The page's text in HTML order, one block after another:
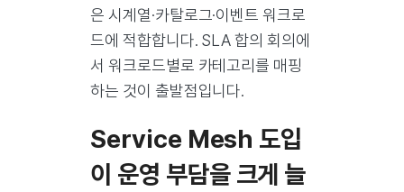
은 시계열·카탈로그·이벤트 워크로
드에 적합합니다. SLA 합의 회의에
서 워크로드별로 카테고리를 매핑
하는 것이 출발점입니다.
Service Mesh 도입
이 운영 부담을 크게 늘